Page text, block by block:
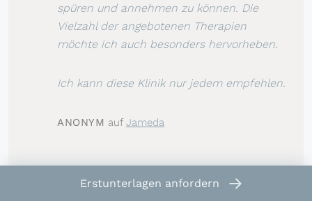
spüren und annehmen zu können. Die
Vielzahl der angebotenen Therapien
möchte ich auch besonders hervorheben.
Ich kann diese Klinik nur jedem empfehlen.
ANONYM auf Jameda
Erstunterlagen anfordern